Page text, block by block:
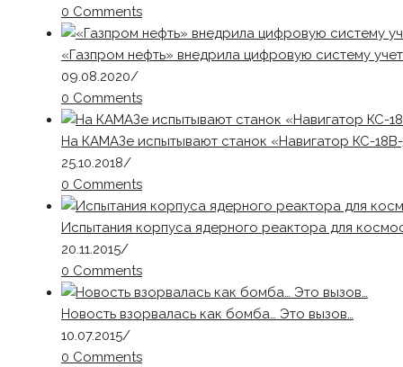
0 Comments
«Газпром нефть» внедрила цифровую систему
09.08.2020/
0 Comments
На КАМАЗе испытывают станок «Навигатор КС-
25.10.2018/
0 Comments
Испытания корпуса ядерного реактора для
20.11.2015/
0 Comments
Новость взорвалась как бомба… Это вызов…
10.07.2015/
0 Comments